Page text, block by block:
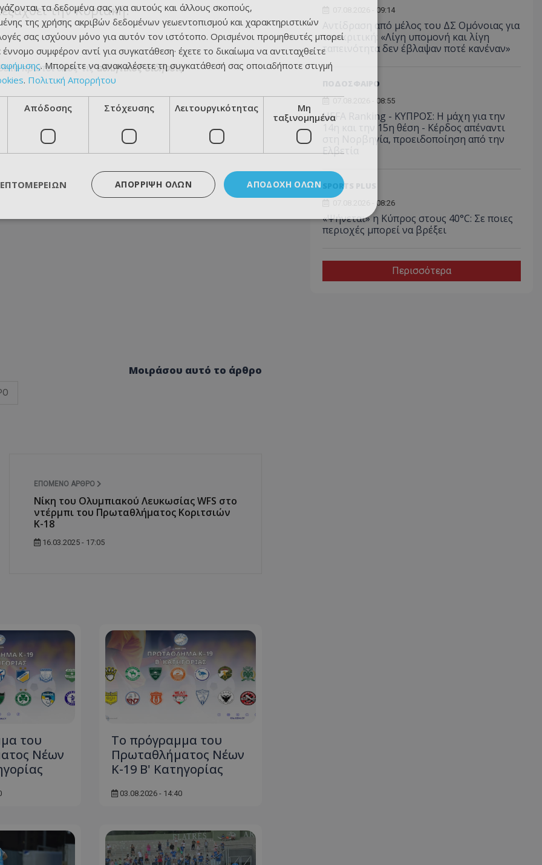
την Κυριακή.
πρώτοι όλες τιςαθλητικές ειδήσεις
Μοιράσου αυτό το άρθρο
ΕΠΌΜΕΝΟ ΆΡΘΡΟ
Νίκη του Ολυμπιακού Λευκωσίας WFS στο
ντέρμπι του Πρωταθλήματος Κοριτσιών
Κ-18
16.03.2025 - 17:05
του
Νέων
Το πρόγραμμα του
Πρωταθλήματος Νέων
Κ-19 Β' Κατηγορίας
03.08.2026 - 14:40
07.08.2026 - 09:14
Αντίδραση από μέλος του ΔΣ Ομόνοιας για
την κριτική: «Λίγη υπομονή και λίγη
ταπεινότητα δεν έβλαψαν ποτέ κανέναν»
ΠΟΔΟΣΦΑΙΡΟ
07.08.2026 - 08:55
UEFA Ranking - ΚΥΠΡΟΣ: Η μάχη για την
14η και την 15η θέση - Κέρδος απέναντι
στη Νορβηγία, προειδοποίηση από την
Ελβετία
SPORTS PLUS
07.08.2026 - 08:26
«Ψήνεται» η Κύπρος στους 40°C: Σε ποιες
περιοχές μπορεί να βρέξει
Περισσότερα
τα δεδομένα σας για αυτούς και άλλους σκοπούς,
της χρήσης ακριβών δεδομένων γεωεντοπισμού και χαρακτηριστικών
σας ισχύουν μόνο για αυτόν τον ιστότοπο. Ορισμένοι προμηθευτές μπορεί
συμφέρον αντί για συγκατάθεση· έχετε το δικαίωμα να αντιταχθείτε
. Μπορείτε να ανακαλέσετε τη συγκατάθεσή σας οποιαδήποτε στιγμή
. Πολιτική Απορρήτου
Απόδοσης Στόχευσης Λειτουργικότητας
Μη
ταξινομημένα
ΑΠΟΔΟΧΉ ΌΛΩΝ
ΑΠΌΡΡΙΨΗ ΌΛΩΝ